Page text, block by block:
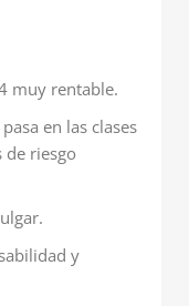
muy rentable.
en las clases
de riesgo
y